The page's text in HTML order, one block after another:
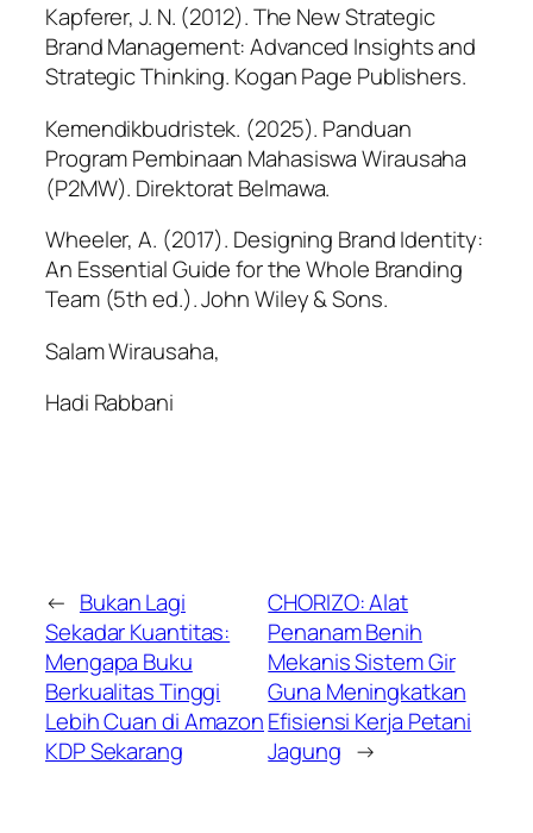
Kapferer, J. N. (2012).The New Strategic
Brand Management: Advanced Insights and
Strategic Thinking. Kogan Page Publishers.
Kemendikbudristek. (2025). Panduan
Program Pembinaan Mahasiswa Wirausaha
(P2MW). Direktorat Belmawa.
Wheeler, A. (2017). Designing Brand Identity:
An Essential Guide for the Whole Branding
Team(5th ed.). John Wiley & Sons.
Salam Wirausaha,
Hadi Rabbani
← Bukan Lagi
Sekadar Kuantitas:
Mengapa Buku
Berkualitas Tinggi
Lebih Cuan di Amazon
KDP Sekarang
CHORIZO: Alat
Penanam Benih
Mekanis Sistem Gir
Guna Meningkatkan
Efisiensi Kerja Petani
Jagung →